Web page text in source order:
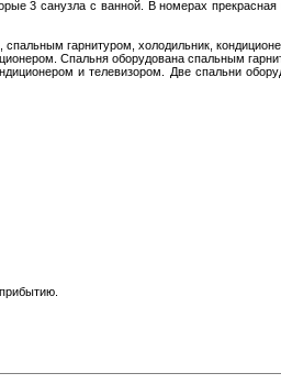
3 санузла с ванной. В номерах
гарнитуром, холодильник,
Спальня оборудована спальным
и телевизором. Две спальни